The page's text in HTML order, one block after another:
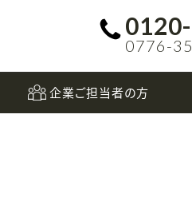
0776-
企業ご担当者の方